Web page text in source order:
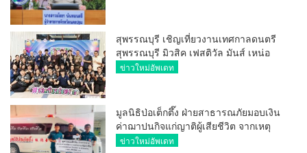
สุพรรณบุรี เชิญเที่ยวงานเทศกาลดนตรี
สุพรรณบุรี มิวสิค เฟสติวัล มันส์ เหน่อ
มาก
ข่าวใหม่อัพเดท
มูลนิธิป่อเต็กตึ๊ง ฝ่ายสาธารณภัยมอบเงิน
ค่าฌาปนกิจแก่ญาติผู้เสียชีวิต จากเหตุ
เพลิงไหม้ โรงเบียร์ ณ ลาดพร้าว จำนวน
ข่าวใหม่อัพเดท